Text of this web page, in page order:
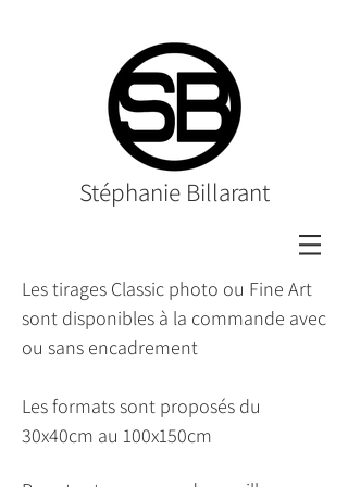
Stéphanie Billarant
Les tirages Classic photo ou Fine Art
sont disponibles à la commande avec
ou sans encadrement
Les formats sont proposés du
30x40cm au 100x150cm